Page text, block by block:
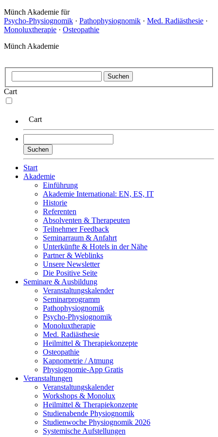
Münch Akademie für
Psycho-Physiognomik · Pathophysiognomik · Med. Radiästhesie ·
Monoluxtherapie · Osteopathie
Münch Akademie
Cart
Cart
Start
Akademie
Einführung
Akademie International: EN, ES, IT
Historie
Referenten
Absolventen & Therapeuten
Teilnehmer Feedback
Seminarraum & Anfahrt
Unterkünfte & Hotels in der Nähe
Partner& Weblinks
Unsere Newsletter
Die Positive Seite
Seminare & Ausbildung
Veranstaltungskalender
Seminarprogramm
Pathophysiognomik
Psycho-Physiognomik
Monoluxtherapie
Med. Radiästhesie
Heilmittel & Therapiekonzepte
Osteopathie
Kapnometrie / Atmung
Physiognomie-App Gratis
Veranstaltungen
Veranstaltungskalender
Workshops & Monolux
Heilmittel & Therapiekonzepte
Studienabende Physiognomik
Studienwoche Physiognomik 2026
Systemische Aufstellungen